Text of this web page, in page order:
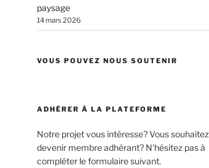
paysage
14 mars 2026
VOUS POUVEZ NOUS SOUTENIR
ADHÉRER À LA PLATEFORME
Notre projet vous intéresse? Vous souhaitez
devenir membre adhérant? N'hésitez pas à
compléter le formulaire suivant.